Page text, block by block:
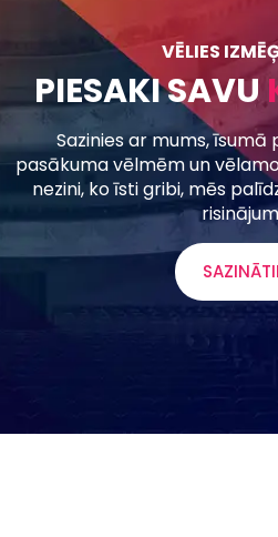
VĒLIES
PIESAKI SAVU
Sazinies ar mums,
pasākuma vēlmēm un
nezini, ko īsti gribi, mēs